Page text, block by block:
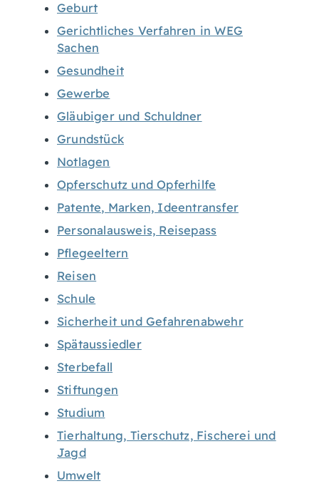
Geburt
Gerichtliches Verfahren in WEG
Sachen
Gesundheit
Gewerbe
Gläubiger und Schuldner
Grundstück
Notlagen
Opferschutz und Opferhilfe
Patente, Marken, Ideentransfer
Personalausweis, Reisepass
Pflegeeltern
Reisen
Schule
Sicherheit und Gefahrenabwehr
Spätaussiedler
Sterbefall
Stiftungen
Studium
Tierhaltung, Tierschutz, Fischerei und
Jagd
Umwelt